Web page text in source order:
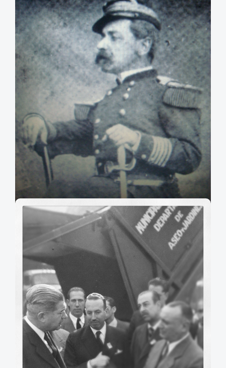
Domingo De Toro Herrera
Fotografía de Don Domingo De Toro Herrera.
Agradecimientos: Marcelo César Villalba Solanas, Museo Guerra del Pacifico
Domingo de Toro Herrera.